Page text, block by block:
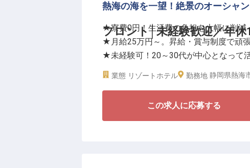
フロント│未経験歓迎／年
熱海の海を一望！絶景のオーシャ
★寮費0円！生活費の負担を大幅に削減
★月給25万円～。昇給・賞与制度で頑
★未経験可！20～30代が中心となって
★年間休日120日。私生活も大切にでき
全室露天風呂付き、モダンで洗練され
色を堪能できます。屋上の展望露天風
業態 リゾートホテル 勤務地 静岡県熱海
この求人に応募する